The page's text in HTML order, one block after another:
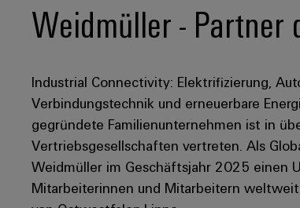
Weidmüller -
Industrial Connectivity: Elektrifizierung,
Verbindungstechnik und erneuerbare
gegründete Familienunternehmen ist in
Vertriebsgesellschaften vertreten. Als
Weidmüller im Geschäftsjahr 2025 einen
Mitarbeiterinnen und Mitarbeitern